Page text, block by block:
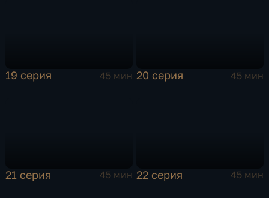
19 серия 45 мин 20 серия 45 мин
21 серия 45 мин 22 серия 45 мин